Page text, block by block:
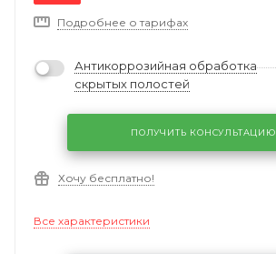
Подробнее о тарифах
Антикоррозийная обработка
скрытых полостей
ПОЛУЧИТЬ КОНСУЛЬТАЦИЮ
Хочу бесплатно!
Все характеристики